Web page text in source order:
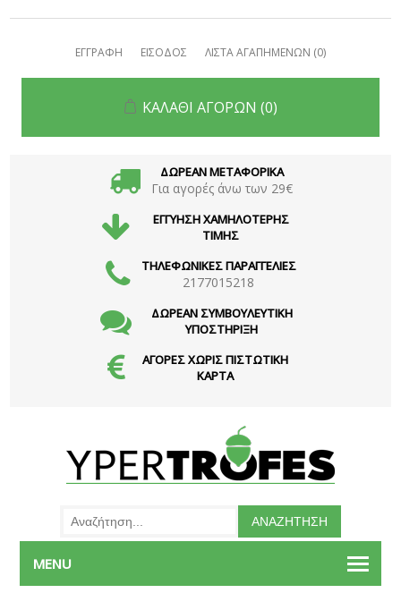
ΕΓΓΡΑΦΗ ΕΙΣΟΔΟΣ ΛΙΣΤΑ ΑΓΑΠΗΜΕΝΩΝ (0)
ΚΑΛΑΘΙ ΑΓΟΡΩΝ (0)
ΔΩΡΕΑΝ ΜΕΤΑΦΟΡΙΚΑ
Για αγορές άνω των 29€
ΕΓΓΥΗΣΗ ΧΑΜΗΛΟΤΕΡΗΣ
ΤΙΜΗΣ
ΤΗΛΕΦΩΝΙΚΕΣ ΠΑΡΑΓΓΕΛΙΕΣ
2177015218
ΔΩΡΕΑΝ ΣΥΜΒΟΥΛΕΥΤΙΚΗ
ΥΠΟΣΤΗΡΙΞΗ
ΑΓΟΡΕΣ ΧΩΡΙΣ ΠΙΣΤΩΤΙΚΗ
ΚΑΡΤΑ
MENU